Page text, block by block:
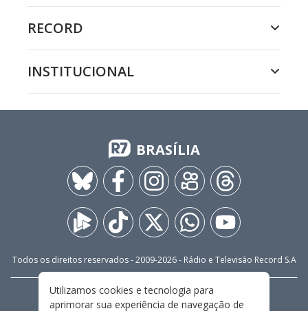
RECORD
INSTITUCIONAL
BRASÍLIA
Todos os direitos reservados - 2009-2026- Rádio e Televisão Record S.A
FALE CONOSCO
PRIVACIDADE
Utilizamos cookies e tecnologia para
aprimorar sua experiência de navegação de